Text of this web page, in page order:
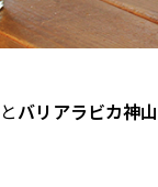
とバリアラビカ神山